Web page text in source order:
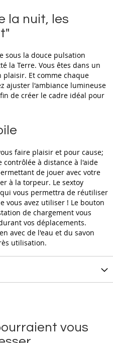
la nuit, les
sous la douce pulsation
la Terre. Vous êtes dans un
Et comme chaque
ajuster l'ambiance lumineuse
de créer le cadre idéal pour
faire plaisir et pour cause;
à distance à l'aide
de jouer avec votre
à la torpeur. Le sextoy
vous permettra de réutiliser
vous avez utiliser ! Le bouton
de chargement vous
vos déplacements.
avec de l'eau et du savon
utilisation.
vous